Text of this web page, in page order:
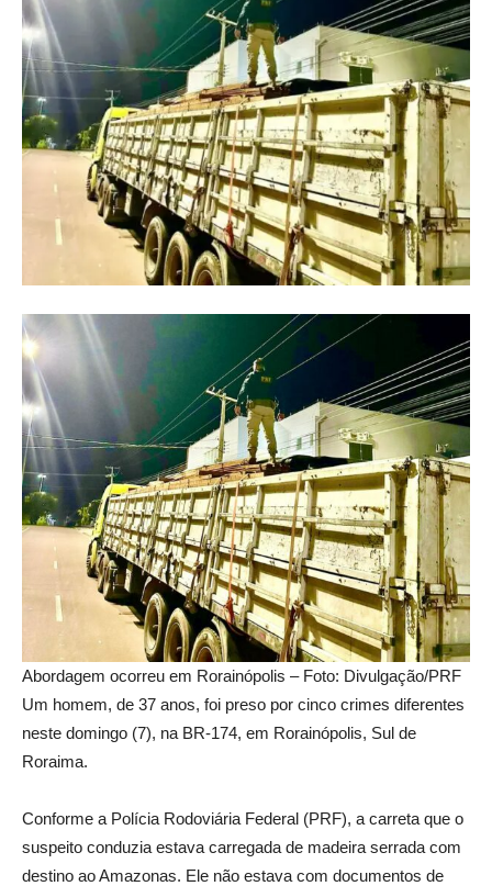
Abordagem ocorreu em Rorainópolis – Foto: Divulgação/PRF
Um homem, de 37 anos, foi preso por cinco crimes diferentes
neste domingo (7), na BR-174, em Rorainópolis, Sul de
Roraima.
Conforme a Polícia Rodoviária Federal (PRF), a carreta que o
suspeito conduzia estava carregada de madeira serrada com
destino ao Amazonas. Ele não estava com documentos de